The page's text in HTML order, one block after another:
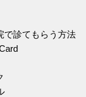
で診てもらう方法